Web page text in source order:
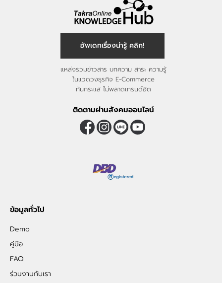
อัพเดทเรื่องน่ารู้ คลิก!
แหล่งรวมข่าวสาร บทความ สาระ ความรู้
ในแวดวงธุรกิจ E-Commerce
ทันกระแส ไม่พลาดเทรนด์ฮิต
ติดตามผ่านสังคมออนไลน์
ข้อมูลทั่วไป
Demo
คู่มือ
FAQ
ร่วมงานกับเรา